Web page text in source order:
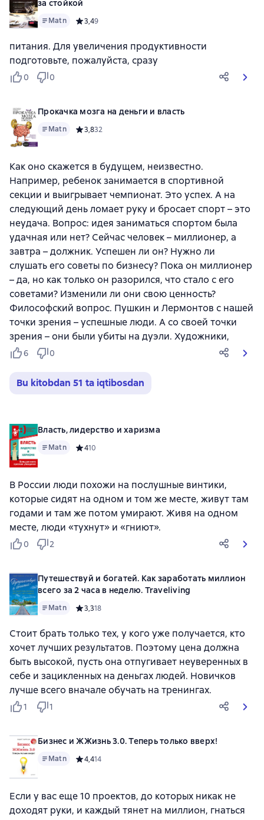
за стойкой
Matn Средний рейтинг 3,4 на основе 9 оценок
3,49
питания. Для увеличения продуктивности
подготовьте, пожалуйста, сразу
0 0
Прокачка мозга на деньги и власть
Matn Средний рейтинг 3,8 на основе 32 оценок
3,832
Как оно скажется в будущем, неизвестно.
Например, ребенок занимается в спортивной
секции и выигрывает чемпионат. Это успех. А на
следующий день ломает руку и бросает спорт – это
неудача. Вопрос: идея заниматься спортом была
удачная или нет? Сейчас человек – миллионер, а
завтра – должник. Успешен ли он? Нужно ли
слушать его советы по бизнесу? Пока он миллионер
– да, но как только он разорился, что стало с его
советами? Изменили ли они свою ценность?
Философский вопрос. Пушкин и Лермонтов с нашей
точки зрения – успешные люди. А со своей точки
зрения – они были убиты на дуэли. Художники,
6 0
Bu kitobdan 51 ta iqtibosdan
Власть, лидерство и харизма
Matn Средний рейтинг 4 на основе 10 оценок
410
В России люди похожи на послушные винтики,
которые сидят на одном и том же месте, живут там
годами и там же потом умирают. Живя на одном
месте, люди «тухнут» и «гниют».
0 2
Путешествуй и богатей. Как заработать миллион
всего за 2 часа в неделю. Traveliving
Matn Средний рейтинг 3,3 на основе 18 оценок
3,318
Стоит брать только тех, у кого уже получается, кто
хочет лучших результатов. Поэтому цена должна
быть высокой, пусть она отпугивает неуверенных в
себе и зацикленных на деньгах людей. Новичков
лучше всего вначале обучать на тренингах.
1 1
Бизнес и ЖЖизнь 3.0. Теперь только вверх!
Matn Средний рейтинг 4,4 на основе 14 оценок
4,414
Если у вас еще 10 проектов, до которых никак не
доходят руки, и каждый тянет на миллион, гнаться